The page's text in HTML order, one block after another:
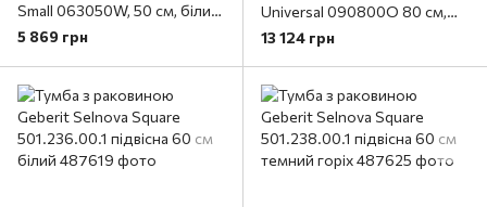
Small 063050W, 50 см, білий
глянець
5 869 грн
Universal 090800O 80 см,
колір дуб
13 124 грн